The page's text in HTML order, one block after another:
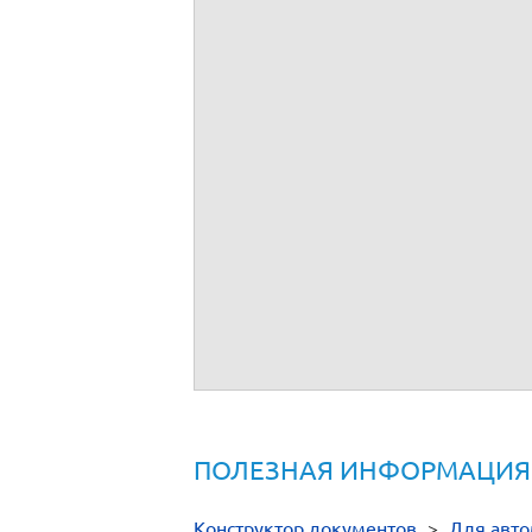
ПОЛЕЗНАЯ ИНФОРМАЦИЯ